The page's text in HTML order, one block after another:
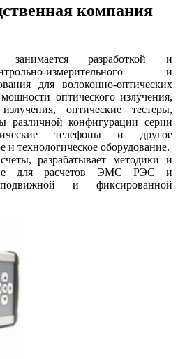
компания
занимается разработкой и
измерительного и
для волоконно-оптических
оптического излучения,
оптические тестеры,
различной конфигурации серии
телефоны и другое
и технологическое оборудование.
разрабатывает методики и
для расчетов ЭМС РЭС и
и фиксированной